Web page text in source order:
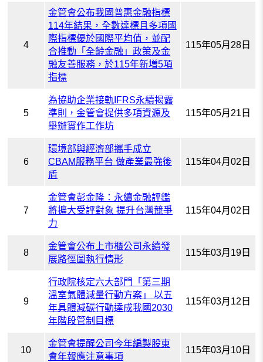
4
金管會公布我國普惠金融指標
114年結果，全數達標且多項國
際指標優於國際平均值，並配
合推動「全齡金融」政策及金
融友善服務，於115年新増5項
指標
115年05月28日
5
為協助企業接軌IFRS永續揭露
準則，金管會提供多項資源及
舉辦實作工作坊
115年05月21日
6
環境部與經濟部攜手成立
CBAM服務平台 做產業最強後
盾
115年04月02日
7
金管會彭金隆：永續金融評鑑
將擴大受評對象 提升台灣競爭
力
115年04月02日
8
金管會公布上市櫃公司永續發
展路徑圖執行情形
115年03月19日
9
行政院核定六大部門「第三期
溫室氣體減量行動方案」 以五
年具體減碳行動達成我國2030
年階段管制目標
115年03月12日
10
金管會提醒公司今年編製股東
會年報應注意事項
115年03月10日